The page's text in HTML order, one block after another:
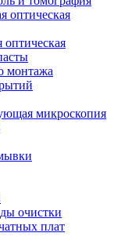
оптическая
оптическая
монтажа
микроскопия
очистки
плат